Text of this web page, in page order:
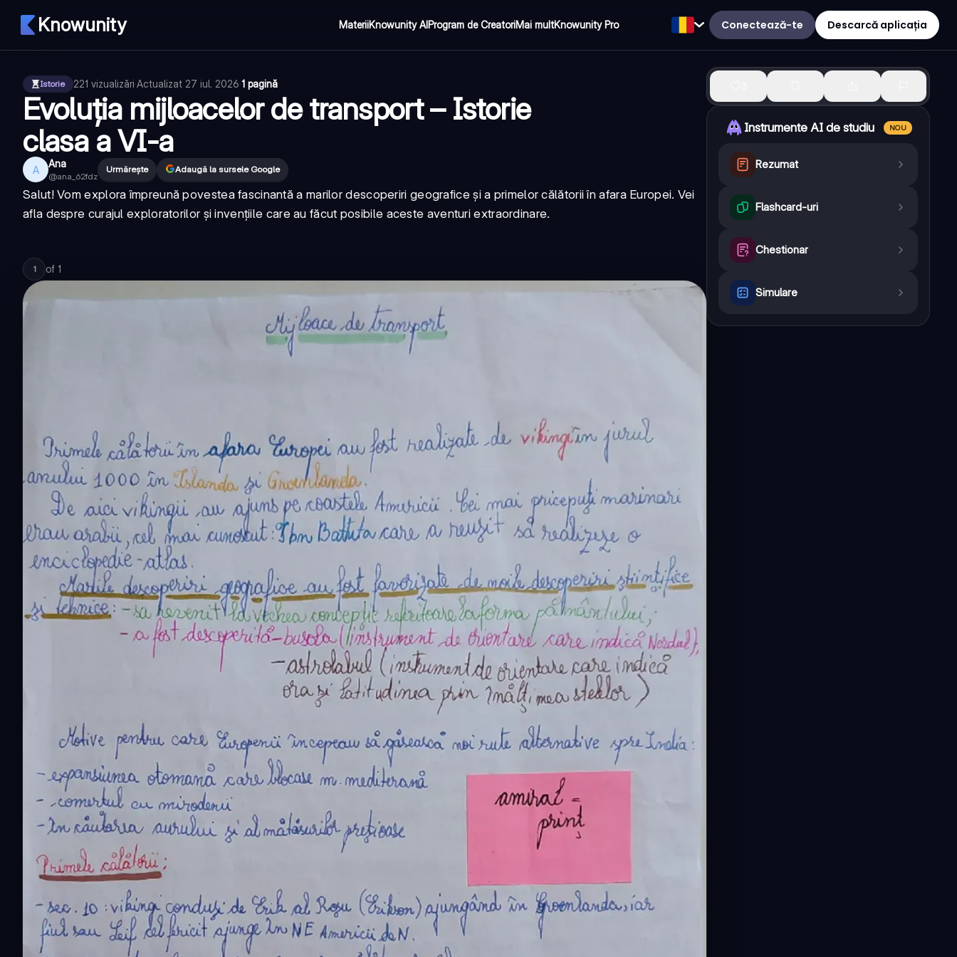
Knowunity MateriiKnowunity AIProgram de CreatoriMai multKnowunity Pro Conectează-te Descarcă aplicația
Istorie 221 vizualizări·Actualizat 27 iul. 2026·1 pagină
Evoluția mijloacelor de transport – Istorie
clasa a VI-a
A Ana
@ana_62fdz
Urmărește Adaugă la sursele Google
Salut! Vom explora împreună povestea fascinantă a marilor descoperiri geografice și a primelor călătorii în afara Europei. Vei
afla despre curajul exploratorilor și invențiile care au făcut posibile aceste aventuri extraordinare.
1 of 1
Instrumente AI de studiu NOU
Rezumat
Flashcard-uri
Chestionar
Simulare